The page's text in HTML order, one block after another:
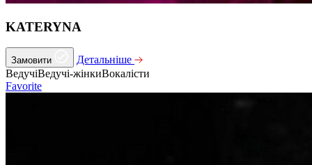
KATERYNA
Замовити
Детальніше
ВедучіВедучі-жінкиВокалісти
Favorite